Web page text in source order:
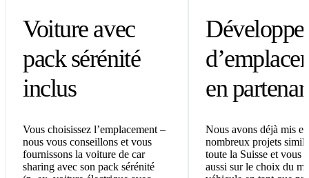
Voiture avec
pack sérénité
inclus
Vous choisissez l’emplacement –
nous vous conseillons et vous
fournissons la voiture de car
sharing avec son pack sérénité
en
Nous avons déjà mis
nombreux projets
toute la Suisse et vous
aussi sur le choix du